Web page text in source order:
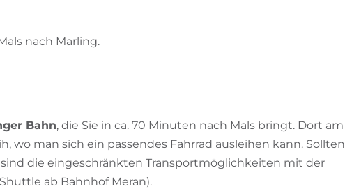
nach Marling.
Bahn, die Sie in ca. 70 Minuten nach Mals bringt. Dort am
wo man sich ein passendes Fahrrad ausleihen kann. Sollten
die eingeschränkten Transportmöglichkeiten mit der
ab Bahnhof Meran).